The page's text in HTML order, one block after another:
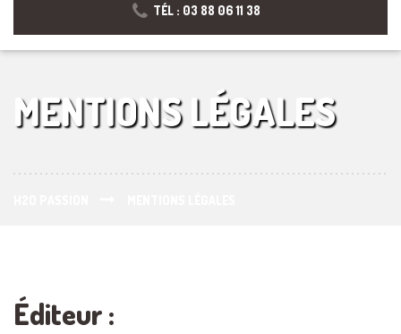
TÉL : 03 88 06 11 38
MENTIONS LÉGALES
Éditeur :